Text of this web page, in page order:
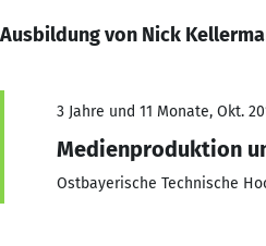
Ausbildung von Nick
3 Jahre und 11 Monate, Okt.
Medienproduktion
Ostbayerische Technische